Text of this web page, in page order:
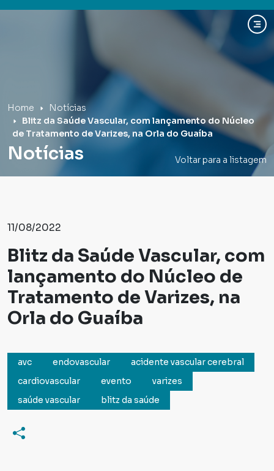
Home
Notícias
Blitz da Saúde Vascular, com lançamento do Núcleo
de Tratamento de Varizes, na Orla do Guaíba
Notícias Voltar para a listagem
11/08/2022
Blitz da Saúde Vascular, com
lançamento do Núcleo de
Tratamento de Varizes, na
Orla do Guaíba
avc endovascular
acidente vascular cerebral
cardiovascular
evento
varizes
saúde vascular
blitz da saúde